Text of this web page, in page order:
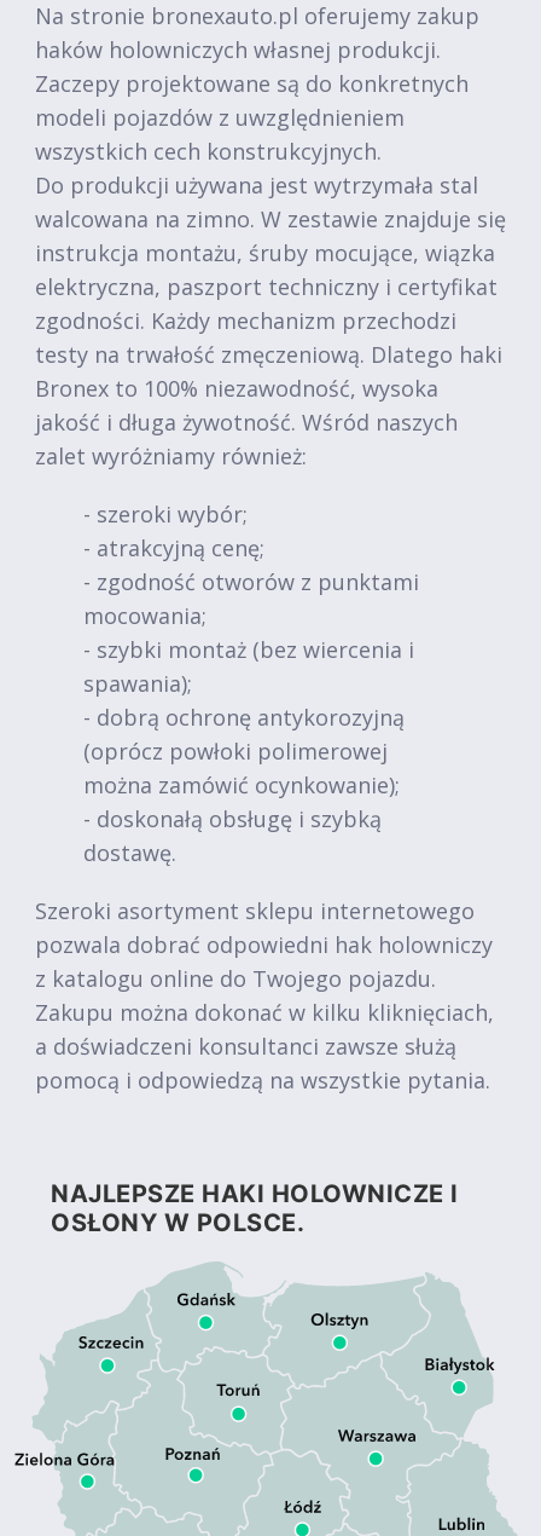
Na stronie bronexauto.pl oferujemy zakup
haków holowniczych własnej produkcji.
Zaczepy projektowane są do konkretnych
modeli pojazdów z uwzględnieniem
wszystkich cech konstrukcyjnych.
Do produkcji używana jest wytrzymała stal
walcowana na zimno. W zestawie znajduje się
instrukcja montażu, śruby mocujące, wiązka
elektryczna, paszport techniczny i certyfikat
zgodności. Każdy mechanizm przechodzi
testy na trwałość zmęczeniową. Dlatego haki
Bronex to 100% niezawodność, wysoka
jakość i długa żywotność. Wśród naszych
zalet wyróżniamy również:
- szeroki wybór;
- atrakcyjną cenę;
- zgodność otworów z punktami
mocowania;
- szybki montaż (bez wiercenia i
spawania);
- dobrą ochronę antykorozyjną
(oprócz powłoki polimerowej
można zamówić ocynkowanie);
- doskonałą obsługę i szybką
dostawę.
Szeroki asortyment sklepu internetowego
pozwala dobrać odpowiedni hak holowniczy
z katalogu online do Twojego pojazdu.
Zakupu można dokonać w kilku kliknięciach,
a doświadczeni konsultanci zawsze służą
pomocą i odpowiedzą na wszystkie pytania.
NAJLEPSZE HAKI HOLOWNICZE I
OSŁONY W POLSCE.